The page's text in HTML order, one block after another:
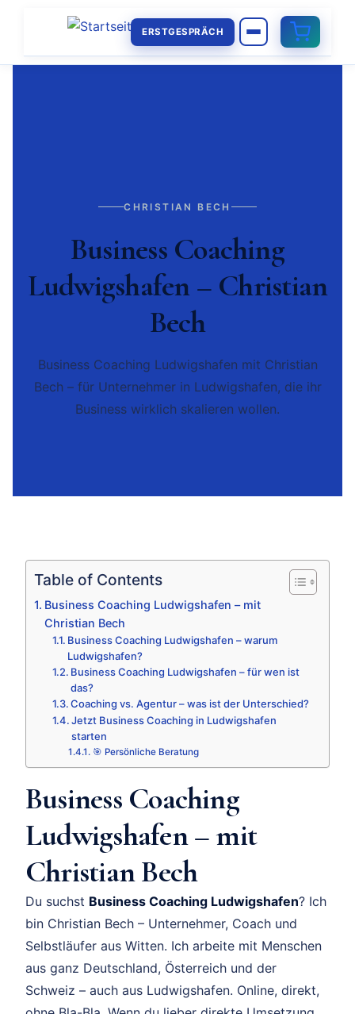
ERSTGESPRÄCH
CHRISTIAN BECH
Business Coaching
Ludwigshafen – Christian
Bech
Business Coaching Ludwigshafen mit Christian
Bech – für Unternehmer in Ludwigshafen, die ihr
Business wirklich skalieren wollen.
Table of Contents
Business Coaching Ludwigshafen – mit
Christian Bech
Business Coaching Ludwigshafen – warum
Ludwigshafen?
Business Coaching Ludwigshafen – für wen ist
das?
Coaching vs. Agentur – was ist der Unterschied?
Jetzt Business Coaching in Ludwigshafen
starten
🎯 Persönliche Beratung
Business Coaching
Ludwigshafen – mit
Christian Bech
Du suchst Business Coaching Ludwigshafen? Ich
bin Christian Bech – Unternehmer, Coach und
Selbstläufer aus Witten. Ich arbeite mit Menschen
aus ganz Deutschland, Österreich und der
Schweiz – auch aus Ludwigshafen. Online, direkt,